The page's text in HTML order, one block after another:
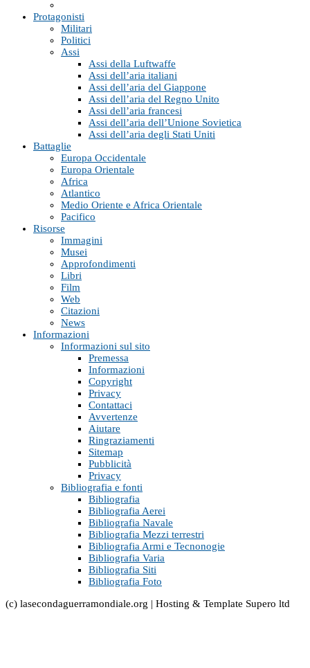
Protagonisti
Militari
Politici
Assi
Assi della Luftwaffe
Assi dell’aria italiani
Assi dell’aria del Giappone
Assi dell’aria del Regno Unito
Assi dell’aria francesi
Assi dell’aria dell’Unione Sovietica
Assi dell’aria degli Stati Uniti
Battaglie
Europa Occidentale
Europa Orientale
Africa
Atlantico
Medio Oriente e Africa Orientale
Pacifico
Risorse
Immagini
Musei
Approfondimenti
Libri
Film
Web
Citazioni
News
Informazioni
Informazioni sul sito
Premessa
Informazioni
Copyright
Privacy
Contattaci
Avvertenze
Aiutare
Ringraziamenti
Sitemap
Pubblicità
Privacy
Bibliografia e fonti
Bibliografia
Bibliografia Aerei
Bibliografia Navale
Bibliografia Mezzi terrestri
Bibliografia Armi e Tecnonogie
Bibliografia Varia
Bibliografia Siti
Bibliografia Foto
(c) lasecondaguerramondiale.org | Hosting & Template Supero ltd